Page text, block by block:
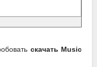
скачать Music